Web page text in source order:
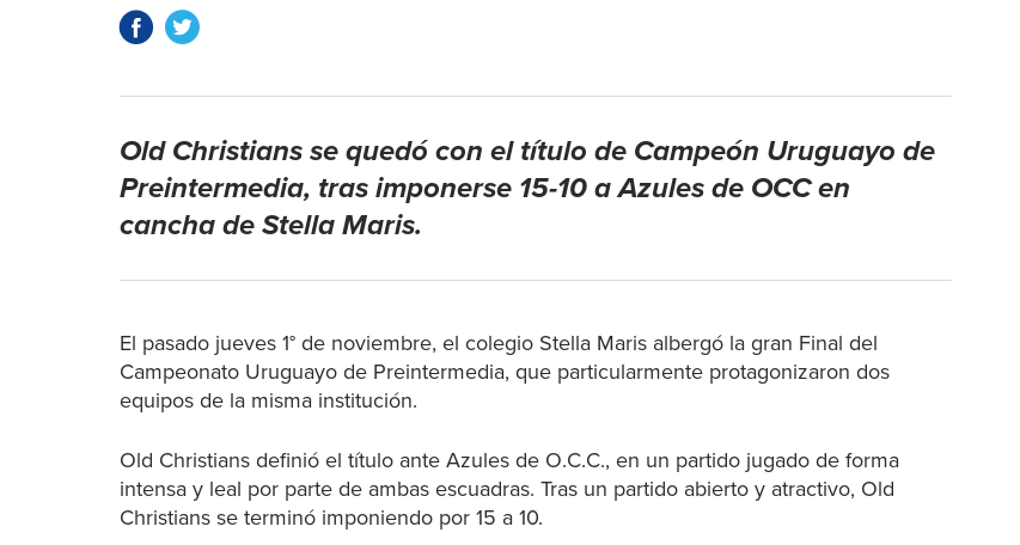
Old Christians se quedó con el título de Campeón Uruguayo de
Preintermedia, tras imponerse 15-10 a Azules de OCC en
cancha de Stella Maris.
El pasado jueves 1° de noviembre, el colegio Stella Maris albergó la gran Final del
Campeonato Uruguayo de Preintermedia, que particularmente protagonizaron dos
equipos de la misma institución.
Old Christians definió el título ante Azules de O.C.C., en un partido jugado de forma
intensa y leal por parte de ambas escuadras. Tras un partido abierto y atractivo, Old
Christians se terminó imponiendo por 15 a 10.